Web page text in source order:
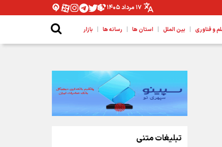
۱۷ مرداد ۱۴۰۵
و فناوری | بین الملل | استان ها | رسانه ها | بازار
تبلیغات متنی